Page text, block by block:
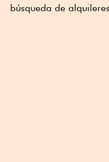
búsqueda de